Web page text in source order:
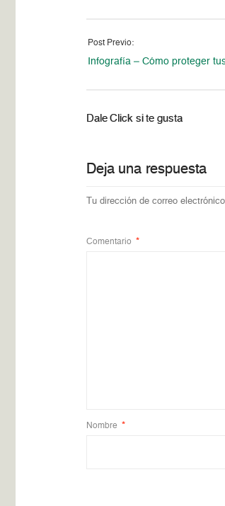
Post Previo:
Infografía – Cómo proteger
Dale Click si te gusta
Deja una respuesta
Tu dirección de correo
Comentario *
Nombre *